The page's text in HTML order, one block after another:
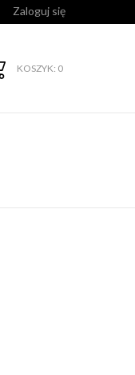
Zaloguj się
KOSZYK: 0